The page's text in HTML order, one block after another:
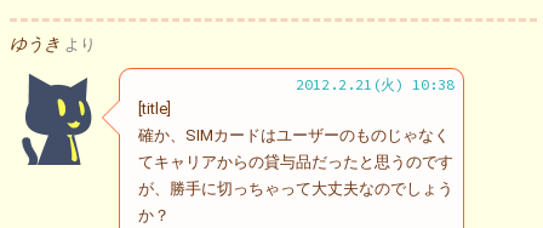
ゆうき より
2012.2.21(火) 10:38
[title]
確か、SIMカードはユーザーのものじゃなく
てキャリアからの貸与品だったと思うのです
が、勝手に切っちゃって大丈夫なのでしょう
か？